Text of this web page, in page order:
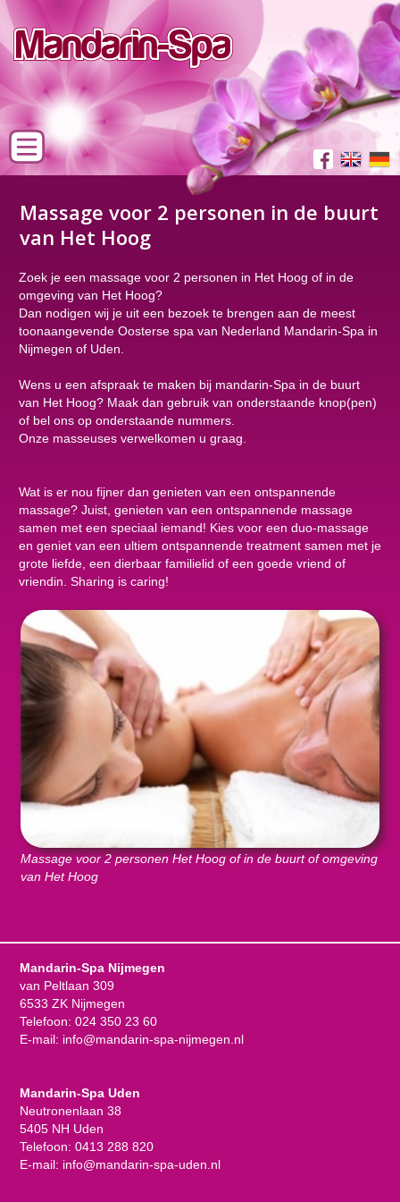
Massage voor 2 personen in de buurt
van Het Hoog
Zoek je een massage voor 2 personen in Het Hoog of in de
omgeving van Het Hoog?
Dan nodigen wij je uit een bezoek te brengen aan de meest
toonaangevende Oosterse spa van Nederland Mandarin-Spa in
Nijmegen of Uden.
Wens u een afspraak te maken bij mandarin-Spa in de buurt
van Het Hoog? Maak dan gebruik van onderstaande knop(pen)
of bel ons op onderstaande nummers.
Onze masseuses verwelkomen u graag.
Wat is er nou fijner dan genieten van een ontspannende
massage? Juist, genieten van een ontspannende massage
samen met een speciaal iemand! Kies voor een duo-massage
en geniet van een ultiem ontspannende treatment samen met je
grote liefde, een dierbaar familielid of een goede vriend of
vriendin. Sharing is caring!
Massage voor 2 personen Het Hoog of in de buurt of omgeving
van Het Hoog
Mandarin-Spa Nijmegen
van Peltlaan 309
6533 ZK Nijmegen
Telefoon: 024 350 23 60
E-mail: info@mandarin-spa-nijmegen.nl
Mandarin-Spa Uden
Neutronenlaan 38
5405 NH Uden
Telefoon: 0413 288 820
E-mail: info@mandarin-spa-uden.nl